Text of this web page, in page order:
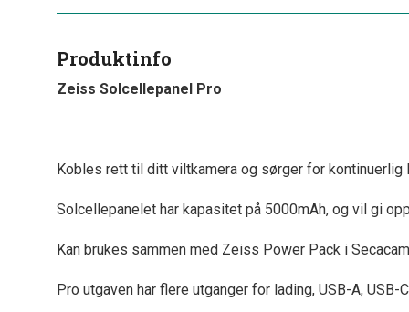
Produktinfo
Zeiss Solcellepanel Pro
Kobles rett til ditt viltkamera og sørger for
Solcellepanelet har kapasitet på 5000mAh, og vil gi
Kan brukes sammen med Zeiss Power Pack i
Pro utgaven har flere utganger for lading, USB-A,